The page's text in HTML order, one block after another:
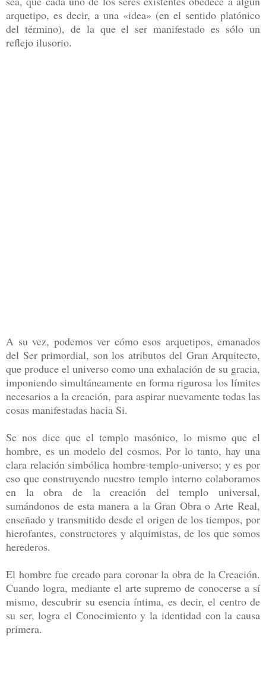
arquetipo, es decir, a una «idea» (en el sentido platónico
del término), de la que el ser manifestado es sólo un
reflejo ilusorio.
A su vez, podemos ver cómo esos arquetipos, emanados
del Ser primordial, son los atributos del Gran Arquitecto,
que produce el universo como una exhalación de su gracia,
imponiendo simultáneamente en forma rigurosa los límites
necesarios a la creación, para aspirar nuevamente todas las
cosas manifestadas hacia Si.
Se nos dice que el templo masónico, lo mismo que el
hombre, es un modelo del cosmos. Por lo tanto, hay una
clara relación simbólica hombre-templo-universo; y es por
eso que construyendo nuestro templo interno colaboramos
en la obra de la creación del templo universal,
sumándonos de esta manera a la Gran Obra o Arte Real,
enseñado y transmitido desde el origen de los tiempos, por
hierofantes, constructores y alquimistas, de los que somos
herederos.
El hombre fue creado para coronar la obra de la Creación.
Cuando logra, mediante el arte supremo de conocerse a sí
mismo, descubrir su esencia íntima, es decir, el centro de
su ser, logra el Conocimiento y la identidad con la causa
primera.